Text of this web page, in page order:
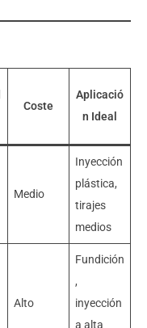
Coste
Aplicació
n Ideal
Medio
Inyección
plástica,
tirajes
medios
Alto
Fundición
,
inyección
a alta